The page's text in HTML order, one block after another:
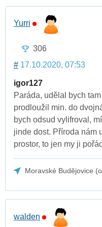
Yurri
306
# 17.10.2020, 07:53
igor127
Paráda, udělal bych
prodloužil min. do
bych odsud vylifroval,
jinde dost. Příroda nám
prostor, to jen my ji
Moravské Budějovice
walden